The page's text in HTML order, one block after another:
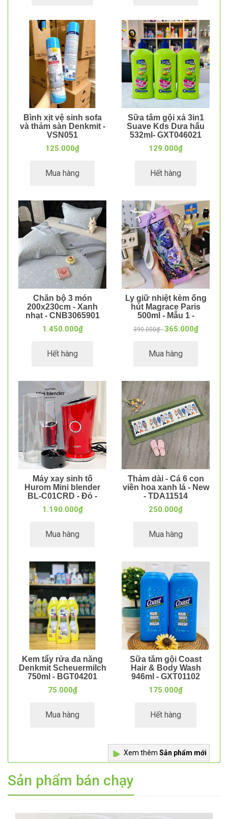
Bình xịt vệ sinh sofa
và thảm sàn Denkmit -
VSN051
125.000₫
Mua hàng
Sữa tắm gội xả 3in1
Suave Kds Dưa hấu
532ml- GXT046021
129.000₫
Hết hàng
Chăn bộ 3 món
200x230cm - Xanh
nhạt - CNB3065901
1.450.000₫
Hết hàng
Ly giữ nhiệt kèm ống
hút Magrace Paris
500ml - Mẫu 1 -
BNC131081
390.000₫ -365.000₫
Mua hàng
Máy xay sinh tố
Hurom Mini blender
BL-C01CRD - Đỏ -
MXD02701
1.190.000₫
Mua hàng
Thảm dài - Cá 6 con
viền hoa xanh lá - New
- TDA11514
250.000₫
Mua hàng
Kem tẩy rửa đa năng
Denkmit Scheuermilch
750ml - BGT04201
75.000₫
Mua hàng
Sữa tắm gội Coast
Hair & Body Wash
946ml - GXT01102
175.000₫
Hết hàng
Xem thêm Sản phẩm mới
Sản phẩm bán chạy